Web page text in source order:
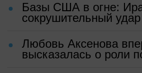
Базы США в огне:
сокрушительный
Любовь Аксенова
высказалась о роли